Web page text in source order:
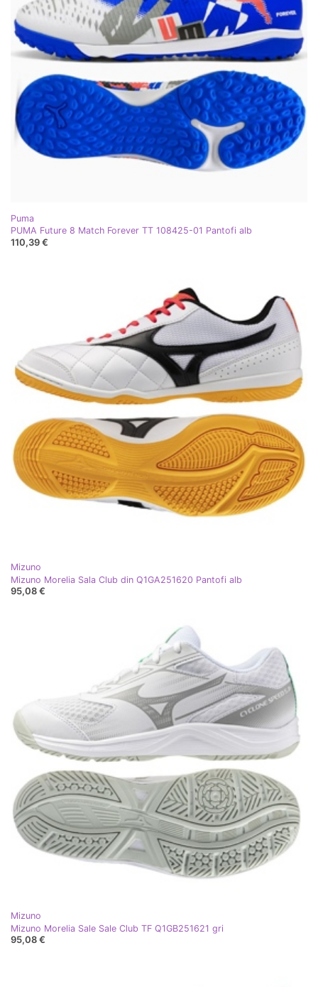
Puma
PUMA Future 8 Match Forever TT 108425-01 Pantofi alb
110,39 €
Mizuno
Mizuno Morelia Sala Club din Q1GA251620 Pantofi alb
95,08 €
Mizuno
Mizuno Morelia Sale Sale Club TF Q1GB251621 gri
95,08 €